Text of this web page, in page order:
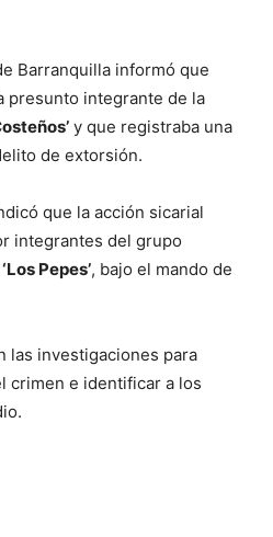
Barranquilla informó que
presunto integrante de la
y que registraba una
de extorsión.
que la acción sicarial
integrantes del grupo
‘Los Pepes’, bajo el mando de
las investigaciones para
crimen e identificar a los